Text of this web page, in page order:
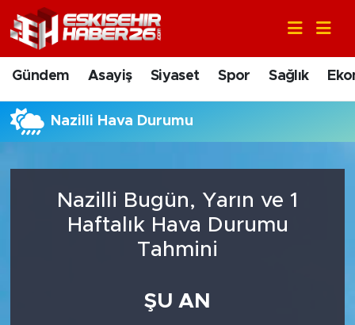
Gündem Asayiş Siyaset Spor Sağlık
Nazilli Hava Durumu
Nazilli Bugün, Yarın ve 1
Haftalık Hava Durumu
Tahmini
ŞU AN
Gündem
Asayiş
Siyaset
Sağlık
Nöbetçi Eczaneler
Hava Durumu
Trafik Durumu
Tüm Manşetler